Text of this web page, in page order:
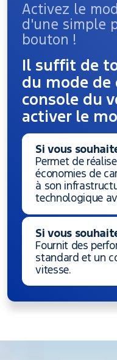
Activez le
d'une simple
bouton !
Il suffit de
du mode de
console du
activer le
Si vous
Permet de
économies de
à son
technologique
Si vous
Fournit des
standard et un
vitesse.